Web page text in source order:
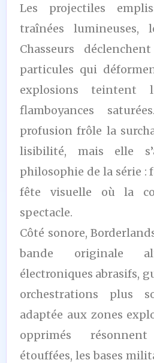
Les projectiles
traînées lumineuses,
Chasseurs
particules qui
explosions teintent
flamboyances
profusion frôle la
lisibilité, mais elle
philosophie de la série :
fête visuelle où la
spectacle.
Côté sonore,
bande originale
électroniques abrasifs,
orchestrations plus
adaptée aux zones
opprimés
étouffées, les bases